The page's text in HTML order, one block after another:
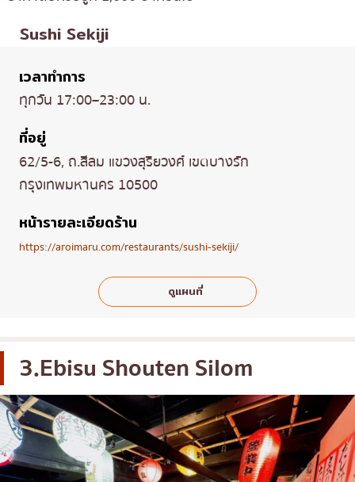
Sushi Sekiji
เวลาทำการ
ทุกวัน 17:00–23:00 น.
ที่อยู่
62/5-6, ถ.สีลม แขวงสุริยวงศ์ เขตบางรัก
กรุงเทพมหานคร 10500
หน้ารายละเอียดร้าน
https://aroimaru.com/restaurants/sushi-sekiji/
ดูแผนที่
3.Ebisu Shouten Silom